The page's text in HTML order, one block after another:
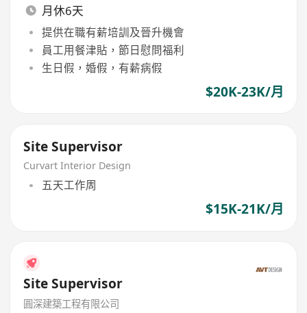
月休6天
提供在職有薪培訓及晉升機會
員工用餐津貼，節日慰問福利
生日假，婚假，有薪病假
$20K-23K/月
Site Supervisor
Curvart Interior Design
五天工作周
$15K-21K/月
Site Supervisor
圓深建築工程有限公司